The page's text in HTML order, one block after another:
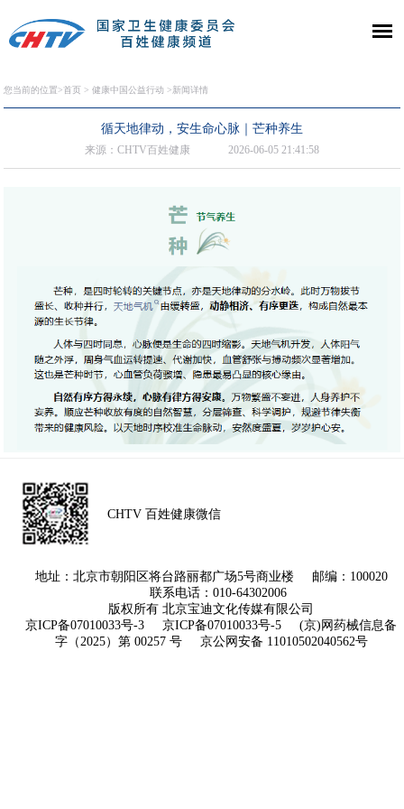
您当前的位置>首页 >健康中国公益行动 >新闻详情
循天地律动，安生命心脉｜芒种养生
来源：CHTV百姓健康 2026-06-05 21:41:58
CHTV 百姓健康微信
地址：北京市朝阳区将台路丽都广场5号商业楼 邮编：100020
联系电话：010-64302006
版权所有 北京宝迪文化传媒有限公司
京ICP备07010033号-3
京ICP备07010033号-5
(京)网药械信息备
字（2025）第 00257 号
京公网安备 11010502040562号